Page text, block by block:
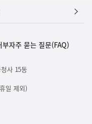
부자주 묻는 질문(FAQ)
사 15동
일 제외)